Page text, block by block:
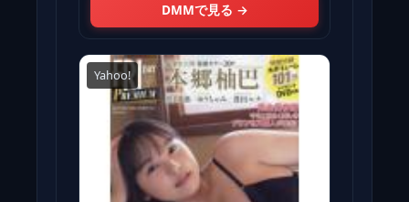
DMMで見る →
Yahoo!